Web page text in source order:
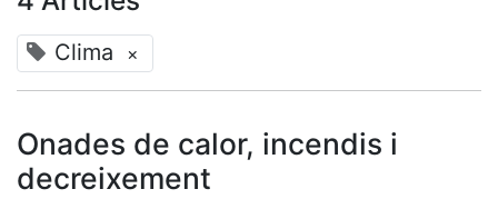
Clima ×
Onades de calor, incendis i
decreixement